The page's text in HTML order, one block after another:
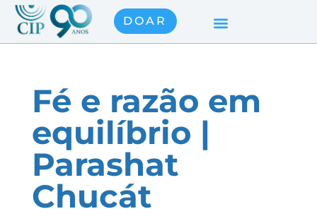
DOAR
Fé e razão em
equilíbrio |
Parashat
Chucát